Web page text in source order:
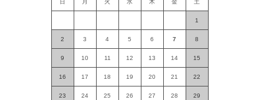
1
2 3 4 5 6 7 8
9 10 11 12 13 14 15
16 17 18 19 20 21 22
23 24 25 26 27 28 29